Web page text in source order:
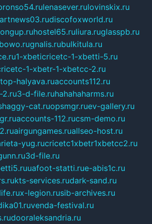
lenasever.rulovinskix.ru
discofoxworld.ru
hostel65.ruliura.ruglasspb.ru
gnalis.rubulkitula.ru
1-xbeticricetc-1-xbetti-5.ru
1-xbetr-1-xbetcc-2.ru
top-halyava.ruaccounts112.ru
3-d-file.ruhahahaharms.ru
cat.ruopsmgr.ruev-gallery.ru
accounts-112.rucsm-demo.ru
airgungames.ruallseo-host.ru
yug.rucricetc1xbetr1xbetcc2.ru
3d-file.ru
uafoot-statti.rue-abis1c.ru
kts-services.rudark-sand.ru
x-legion.rusib-archives.ru
venda-festival.ru
dooraleksandria.ru